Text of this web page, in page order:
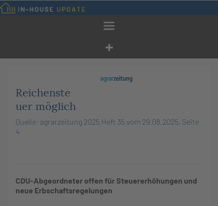
Zum
Inhalt
Reichenste
uer möglich
Quelle: agrarzeitung 2025 Heft 35 vom 29.08.2025, Seite
4
CDU-Abgeordneter offen für Steuererhöhungen und
neue Erbschaftsregelungen